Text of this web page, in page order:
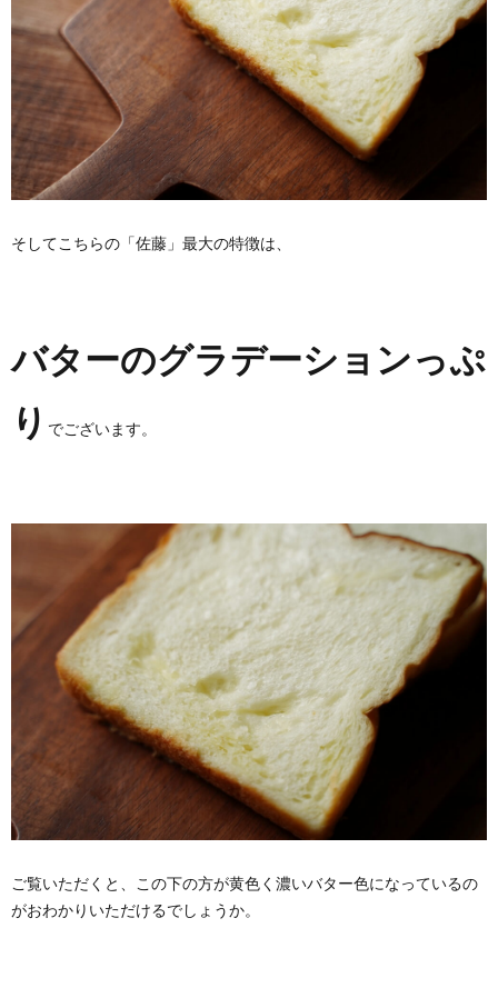
そしてこちらの「佐藤」最大の特徴は、
バターのグラデーションっぷ
り でございます。
ご覧いただくと、この下の方が黄色く濃いバター色になっているの
がおわかりいただけるでしょうか。